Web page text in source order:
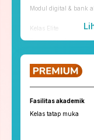
Modul digital & bank
Kelas Elite
Fitur penunjang
ruangbelajar
roboguru
Pengembangan Diri
Konseling Privat via
Fasilitas akademik
Kelas tatap muka